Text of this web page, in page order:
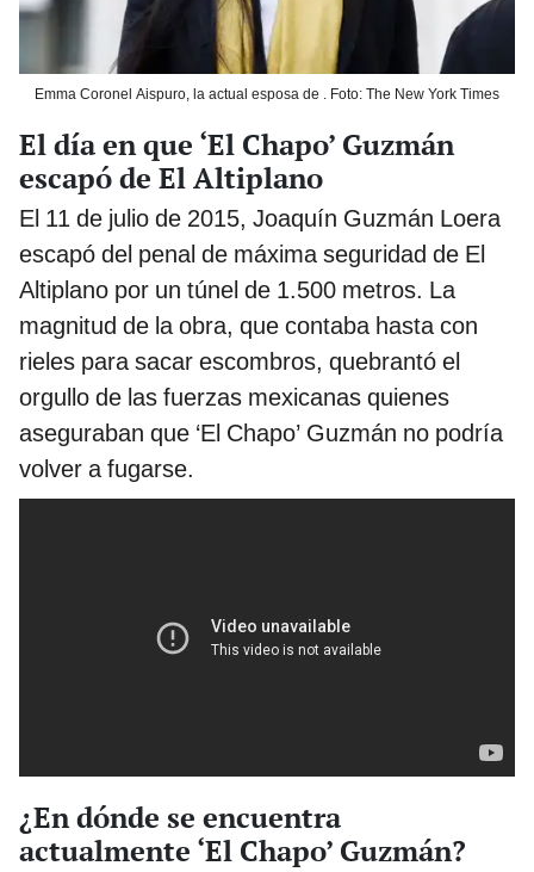
Emma Coronel Aispuro, la actual esposa de . Foto: The New York Times
El día en que ‘El Chapo’ Guzmán
escapó de El Altiplano
El 11 de julio de 2015, Joaquín Guzmán Loera
escapó del penal de máxima seguridad de El
Altiplano por un túnel de 1.500 metros. La
magnitud de la obra, que contaba hasta con
rieles para sacar escombros, quebrantó el
orgullo de las fuerzas mexicanas quienes
aseguraban que ‘El Chapo’ Guzmán no podría
volver a fugarse.
¿En dónde se encuentra
actualmente ‘El Chapo’ Guzmán?